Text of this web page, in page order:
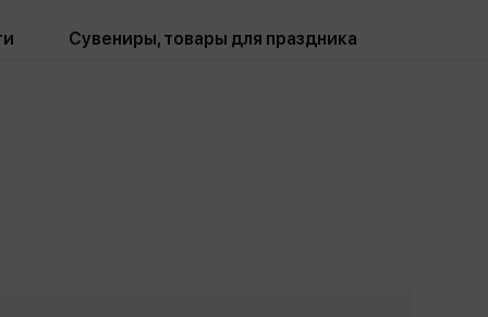
Сувениры, товары для праздника